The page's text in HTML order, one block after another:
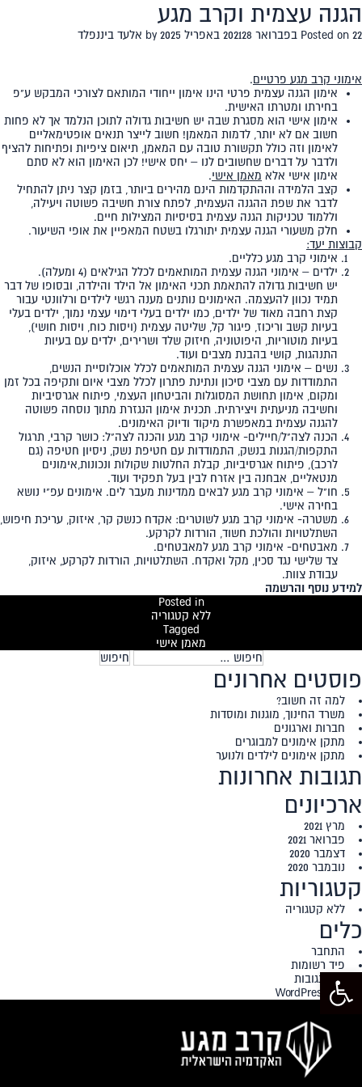
פתח סרגל נגישות
תגית:מאמן אישי
הגנה עצמית וקרב מגע
Posted on 22 בפברואר 2021 28 באפריל 2025 אלעד ביננפלד
אימוני קרב מגע פרטיים.
אימון הגנה עצמית פרטי הינו אימון ייחודי המותאם לצורכי המבקש ע"פ
בחירתו ומטרתו האישית.
אימון אישי הוא מסגרת שבה יש חשיבות גדולה לתוכן הנלמד אך לא פחות
חשוב אם לא יותר, לדמות המאמן! חשוב לייצר תנאים אופטימאליים
לאימון וזה כולל תקשורת טובה עם המאמן, תיאום ציפיות ופתיחות להציף
ולדבר על דברים שחשובים לנו – יחס אישי! לכן האימון הוא לא סתם
אימון אישי אלא מאמן אישי.
קצב הלמידה וההתקדמות הינם מהירים ביותר, בזמן קצר ניתן להתחיל
לדבר את שפת ההגנה העצמית, לפתח צורת חשיבה פשוטה ויעילה,
וללמוד טכניקות הגנה עצמית בסיסיות המצילות חיים.
חלק משעורי הגנה עצמית יתורגלו בשטח המאפיין את אופי השיעור.
קבוצות יעד:
אימוני קרב מגע כלליים.
ילדים – אימוני הגנה עצמית המותאמים לכלל הגילאים (4 ומעלה).
יש חשיבות גדולה להתאמת תכני האימון אל הילד והילדה, ובסופו של דבר
תמיד נכוון להעצמה. האימונים נותנים מענה רגשי לילדים ורלוונטי עבור
קצת רחבה מאוד של ילדים, כמו ילדים בעלי דימוי עצמי נמוך, ילדים בעלי
בעיות קשב וריכוז, פיגור קל, שליטה עצמית (ויסות כוח, ויסות חושי),
בעיות מוטוריות, היפוטוניה, חיזוק שלד ושרירים, ילדים עם בעיות
התנהגות, קושי בהבנת מצבים ועוד.
נשים – אימוני הגנה עצמית המותאמים לכלל אוכלוסיית הנשים,
התמודדות עם מצבי סיכון ונתינת פתרון לכלל מצבי איום ותקיפה בכל זמן
ומקום, אימון תחושת המסוגלות והביטחון העצמי, פיתוח אגרסיביות
וחשיבה מניעתית ויצירתית. תכנית אימון הנגזרת מתוך נוסחה פשוטה
להגנה עצמית במאפשרת מיקוד ודיוק האימונים.
הכנה לצה"ל/חיילים- אימוני קרב מגע והכנה לצה"ל: כושר קרבי, תרגול
התקפות/הגנות בנשק, התמודדות עם חטיפת נשק, ניסיון חטיפה (גם
לרכב), פיתוח אגרסיביות, קבלת החלטות שקולות ונכונות,אימונים
מנטאליים, אבחנה בין אזרח לבין בעל תפקיד ועוד.
חו"ל – אימוני קרב מגע לבאים ממדינות מעבר לים. אימונים עפ"י נושא
בחירה אישי.
משטרה- אימוני קרב מגע לשוטרים: אקדח כנשק קר, איזוק, עריכת חיפוש,
השתלטויות והולכת חשוד, הורדות לקרקע.
מאבטחים- אימוני קרב מגע למאבטחים.
צד שלישי נגד סכין, מקל ואקדח. השתלטויות, הורדות לקרקע, איזוק,
עבודת צוות.
למידע נוסף והרשמה
Posted in
ללא קטגוריה
Tagged
מאמן אישי
חיפוש:
פוסטים אחרונים
למה זה חשוב?
משרד החינוך, מוגנות ומוסדות
חברות וארגונים
מתקן אימונים למבוגרים
מתקן אימונים לילדים ולנוער
תגובות אחרונות
ארכיונים
מרץ 2021
פברואר 2021
דצמבר 2020
נובמבר 2020
קטגוריות
ללא קטגוריה
כלים
התחבר
פיד רשומות
פיד תגובות
WordPress.org